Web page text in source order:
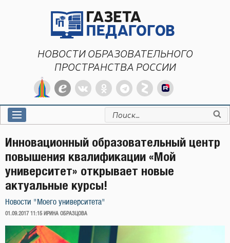
НОВОСТИ ОБРАЗОВАТЕЛЬНОГО
ПРОСТРАНСТВА РОССИИ
Искать:
Инновационный образовательный центр
повышения квалификации «Мой
университет» открывает новые
актуальные курсы!
Новости "Моего университета"
ОПУБЛИКОВАНО
01.09.2017 11:15 ИРИНА ОБРАЗЦОВА